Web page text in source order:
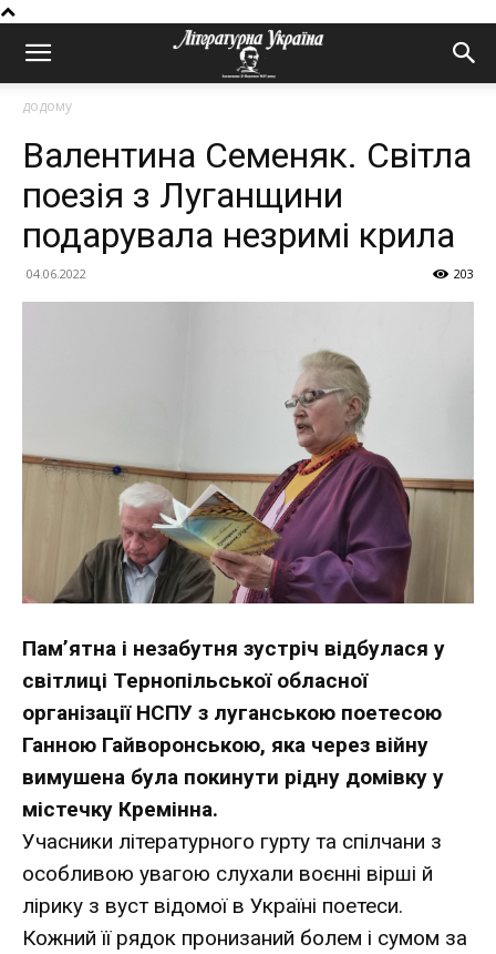
додому
Валентина Семеняк. Світла
поезія з Луганщини
подарувала незримі крила
04.06.2022 203
Пам’ятна і незабутня зустріч відбулася у
світлиці Тернопільської обласної
організації НСПУ з луганською поетесою
Ганною Гайворонською, яка через війну
вимушена була покинути рідну домівку у
містечку Кремінна.
Учасники літературного гурту та спілчани з
особливою увагою слухали воєнні вірші й
лірику з вуст відомої в Україні поетеси.
Кожний її рядок пронизаний болем і сумом за